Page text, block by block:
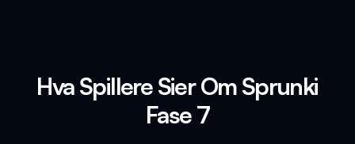
Hva Spillere Sier Om Sprunki
Fase 7